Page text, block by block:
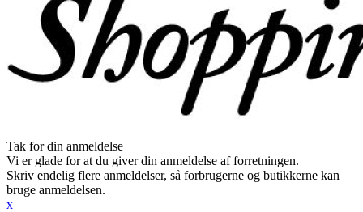
Tak for din anmeldelse
Vi er glade for at du giver din anmeldelse af forretningen.
Skriv endelig flere anmeldelser, så forbrugerne og butikkerne kan
bruge anmeldelsen.
x